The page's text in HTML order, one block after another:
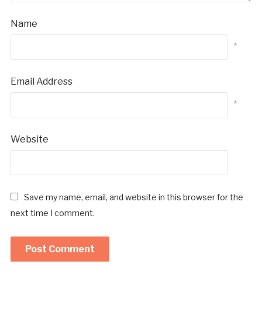
Name
*
Email Address
*
Website
Save my name, email, and website in this browser for the
next time I comment.